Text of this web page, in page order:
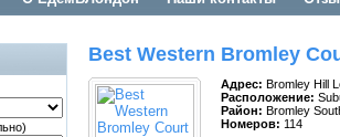
Best Western Bromley
Адрес: Bromley Hill
Расположение:
Район: Bromley
Номеров: 114